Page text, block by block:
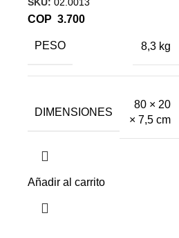
COP
PESO 8,3 kg
DIMENSIONES
80 × 20
× 7,5 cm
Añadir al carrito